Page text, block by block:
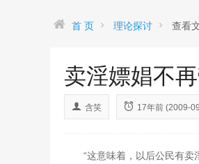
首 页 理论探讨 查看
卖淫嫖娼不
含笑 17年前 (2009-
“这意味着，以后公民有卖淫